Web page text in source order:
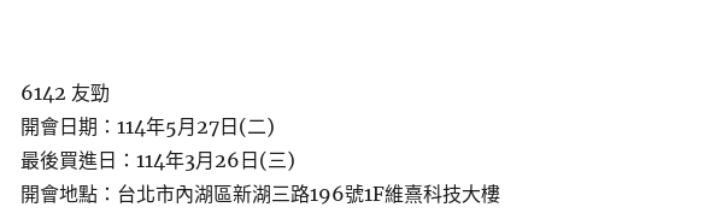
6142 友勁
開會日期：114年5月27日(二)
最後買進日：114年3月26日(三)
開會地點：台北市內湖區新湖三路196號1F維熹科技大樓